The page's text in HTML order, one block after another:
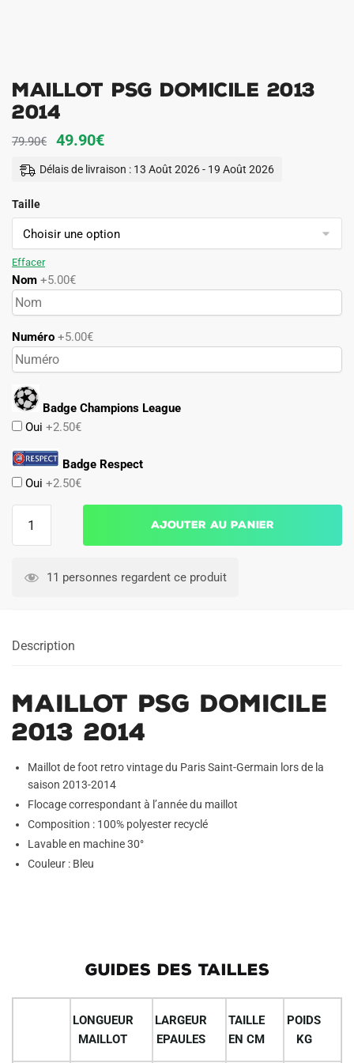
Maillot PSG Domicile 2013
2014
79.90€
Le
prix
79.90€.
49.90€Le
prix
49.90€.
Délais de livraison : 13 Août 2026 - 19 Août 2026
Taille
Effacer
Nom +5.00€
Numéro +5.00€
Badge Champions League
Oui +2.50€
Badge Respect
Oui +2.50€
Ajouter au panier
11 personnes regardent ce produit
Description
Maillot PSG Domicile
2013 2014
Maillot de foot retro vintage du Paris Saint-Germain lors de la
saison 2013-2014
Flocage correspondant à l’année du maillot
Composition : 100% polyester recyclé
Lavable en machine 30°
Couleur : Bleu
GUIDES DES TAILLES
LONGUEUR
MAILLOT
LARGEUR
EPAULES
TAILLE
EN CM
POIDS
KG